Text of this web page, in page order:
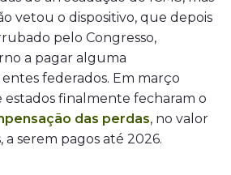
vetou o dispositivo, que depois
pelo Congresso,
a pagar alguma
federados. Em março
estados finalmente fecharam o
das perdas, no valor
a serem pagos até 2026.